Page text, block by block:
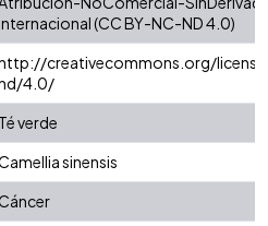
(CC BY-NC-ND 4.0)
creativecommons.org/
4.0/
Té verde
sinensis